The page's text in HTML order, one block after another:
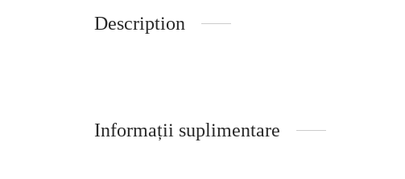
Description
Informații suplimentare